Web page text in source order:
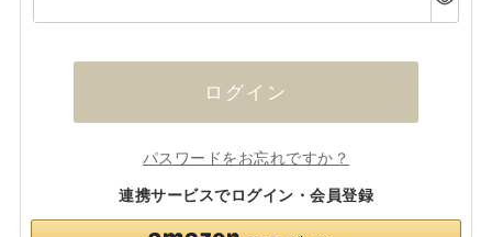
須)
ログイン
パスワードをお忘れですか？
連携サービスでログイン・会員登録